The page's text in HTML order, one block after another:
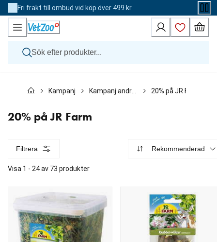
Skip
to
Content
Fri frakt till ombud vid köp över 499 kr
Katt
Veterinärfoder
Varumärken
Kampanj 20% på JR Farm
20% på JR Farm
Filtrera Rekommenderad
Visa 1 - 24 av 73 produkter